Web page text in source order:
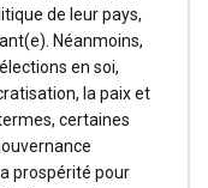
de leur pays,
Néanmoins,
en soi,
la paix et
certaines
prospérité pour